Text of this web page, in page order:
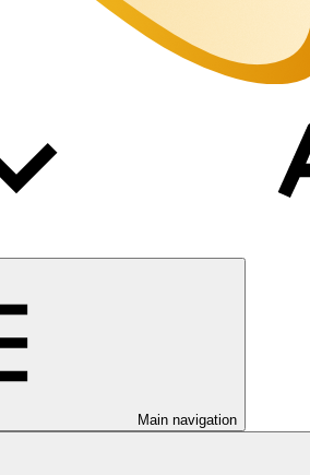
Main navigation